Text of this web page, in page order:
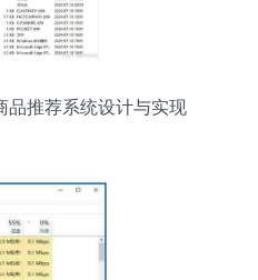
品推荐系统设计与实现